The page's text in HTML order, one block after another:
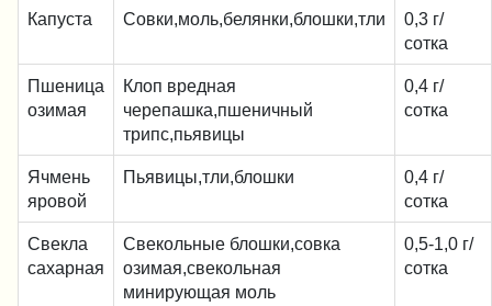
Капуста Совки,моль,белянки,блошки,тли
0,3 г/
сотка
Пшеница
озимая
Клоп вредная
черепашка,пшеничный
трипс,пьявицы
0,4 г/
сотка
Ячмень
яровой
Пьявицы,тли,блошки
0,4 г/
сотка
Свекла
сахарная
Свекольные блошки,совка
озимая,свекольная
минирующая моль
0,5-1,0 г/
сотка